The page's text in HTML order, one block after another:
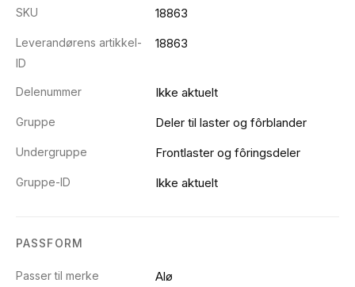
SKU 18863
Leverandørens artikkel-
ID
18863
Delenummer Ikke aktuelt
Gruppe Deler til laster og fôrblander
Undergruppe Frontlaster og fôringsdeler
Gruppe-ID Ikke aktuelt
PASSFORM
Passer til merke Alø